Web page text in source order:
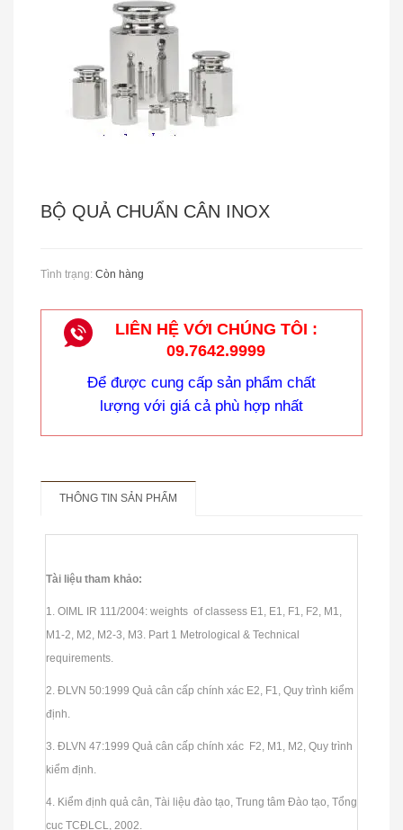
CÂN TREO METTLER - TOLEDO
BỘ QUẢ CHUẨN CÂN INOX
Tình trạng: Còn hàng
LIÊN HỆ VỚI CHÚNG TÔI :
09.7642.9999
Để được cung cấp sản phẩm chất
lượng với giá cả phù hợp nhất
THÔNG TIN SẢN PHẨM
Tài liệu tham khảo:
1. OIML IR 111/2004: weights of classess E1, E1, F1, F2, M1,
M1-2, M2, M2-3, M3. Part 1 Metrological & Technical
requirements.
2. ĐLVN 50:1999 Quả cân cấp chính xác E2, F1, Quy trình kiểm
định.
3. ĐLVN 47:1999 Quả cân cấp chính xác F2, M1, M2, Quy trình
kiểm định.
4. Kiểm định quả cân, Tài liệu đào tạo, Trung tâm Đào tạo, Tổng
cục TCĐLCL, 2002.